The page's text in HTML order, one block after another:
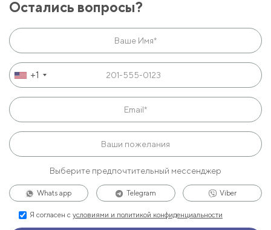
Остались вопросы?
+1
Выберите предпочтительный мессенджер
Whats app Telegram Viber
Я согласен с условиями и политикой конфиденциальности